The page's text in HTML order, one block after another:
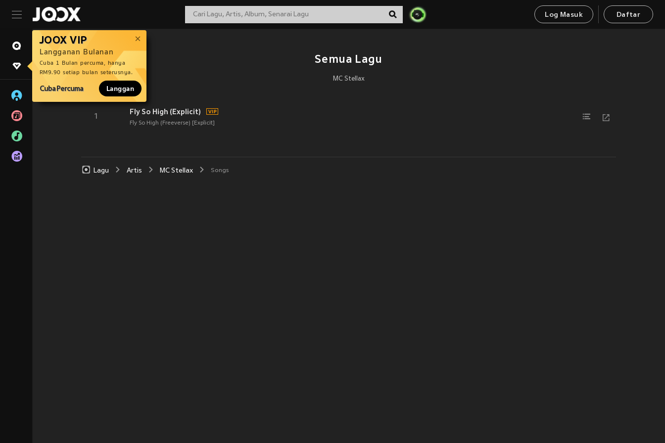
Log Masuk Daftar
JOOX VIP
Langganan Bulanan
Cuba 1 Bulan percuma, hanya
RM9.90 setiap bulan seterusnya.
Cuba Percuma Langgan
Semua Lagu
MC Stellax
1
Fly So High (Explicit)
Fly So High (Freeverse) [Explicit]
Lagu Artis MC Stellax Songs